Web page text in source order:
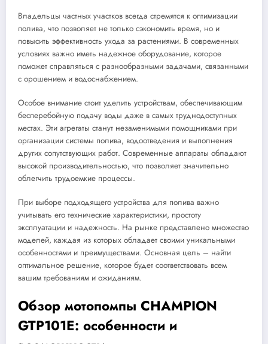
Владельцы частных участков всегда стремятся к оптимизации
полива, что позволяет не только сэкономить время, но и
повысить эффективность ухода за растениями. В современных
условиях важно иметь надежное оборудование, которое
поможет справляться с разнообразными задачами, связанными
с орошением и водоснабжением.
Особое внимание стоит уделить устройствам, обеспечивающим
бесперебойную подачу воды даже в самых труднодоступных
местах. Эти агрегаты станут незаменимыми помощниками при
организации системы полива, водоотведения и выполнения
других сопутствующих работ. Современные аппараты обладают
высокой производительностью, что позволяет значительно
облегчить трудоемкие процессы.
При выборе подходящего устройства для полива важно
учитывать его технические характеристики, простоту
эксплуатации и надежность. На рынке представлено множество
моделей, каждая из которых обладает своими уникальными
особенностями и преимуществами. Основная цель – найти
оптимальное решение, которое будет соответствовать всем
вашим требованиям и ожиданиям.
Обзор мотопомпы CHAMPION
GTP101E: особенности и